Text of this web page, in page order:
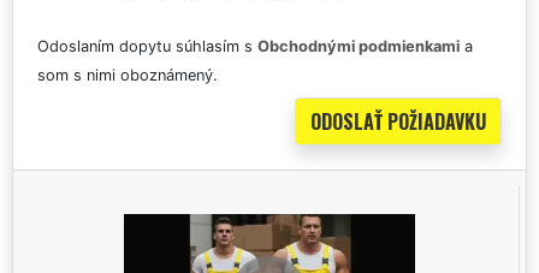
Odoslaním dopytu súhlasím s Obchodnými podmienkami a
som s nimi oboznámený.